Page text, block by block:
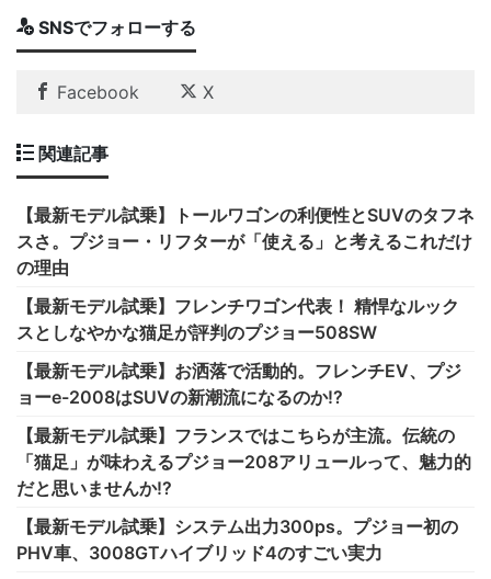
SNSでフォローする
Facebook X
関連記事
【最新モデル試乗】トールワゴンの利便性とSUVのタフネ
スさ。プジョー・リフターが「使える」と考えるこれだけ
の理由
【最新モデル試乗】フレンチワゴン代表！ 精悍なルック
スとしなやかな猫足が評判のプジョー508SW
【最新モデル試乗】お洒落で活動的。フレンチEV、プジ
ョーe-2008はSUVの新潮流になるのか!?
【最新モデル試乗】フランスではこちらが主流。伝統の
「猫足」が味わえるプジョー208アリュールって、魅力的
だと思いませんか!?
【最新モデル試乗】システム出力300ps。プジョー初の
PHV車、3008GTハイブリッド4のすごい実力